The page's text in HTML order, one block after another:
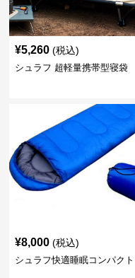
¥5,260 (税込)
シュラフ 超軽量携帯型寝袋
¥8,000 (税込)
シュラフ快適睡眠コンパクト